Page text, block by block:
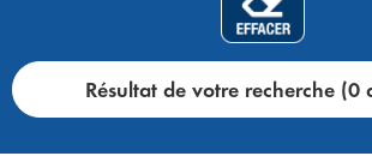
Résultat de votre recherche (0